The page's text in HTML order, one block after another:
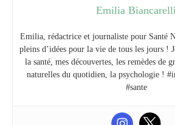
Emilia
Emilia, rédactrice et journaliste pour Santé
pleins d’idées pour la vie de tous les jours !
la santé, mes découvertes, les remèdes de
naturelles du quotidien, la psychologie !
#sante